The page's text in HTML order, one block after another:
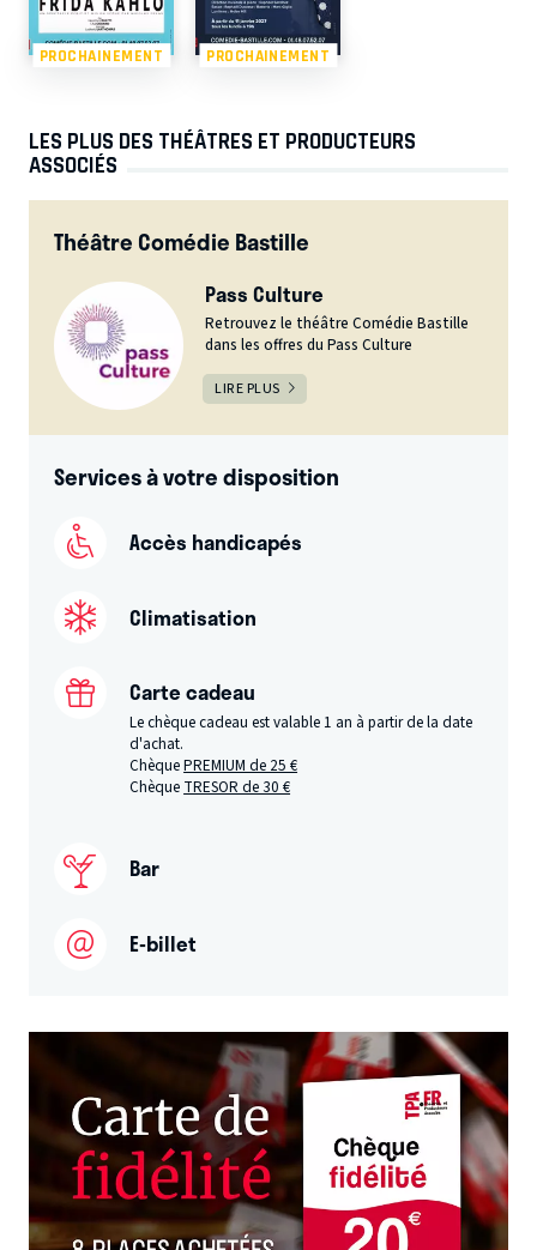
PROCHAINEMENT PROCHAINEMENT
LES PLUS DES THÉÂTRES ET PRODUCTEURS
ASSOCIÉS
Théâtre Comédie Bastille
Pass Culture
Retrouvez le théâtre Comédie Bastille
dans les offres du Pass Culture
LIRE PLUS
Services à votre disposition
Accès handicapés
Climatisation
Carte cadeau
Le chèque cadeau est valable 1 an à partir de la date
d'achat.
ChèquePREMIUM de 25 €
Chèque TRESOR de 30 €
Bar
E-billet